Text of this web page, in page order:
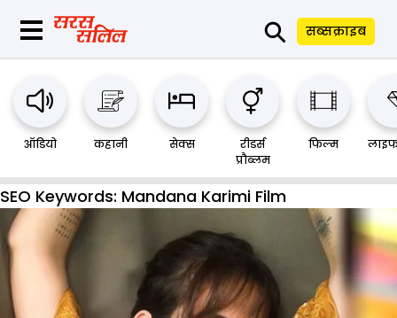
⚲ सब्सक्राइब
ऑडियो कहानी सेक्स
रीडर्स
प्रौब्लम
फिल्म
SEO Keywords: Mandana Karimi Film